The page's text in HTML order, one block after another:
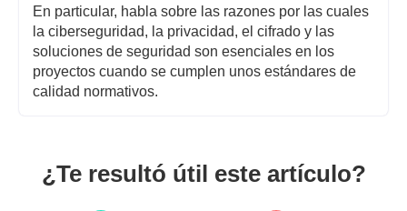
En particular, habla sobre las razones por las cuales
la ciberseguridad, la privacidad, el cifrado y las
soluciones de seguridad son esenciales en los
proyectos cuando se cumplen unos estándares de
calidad normativos.
¿Te resultó útil este artículo?